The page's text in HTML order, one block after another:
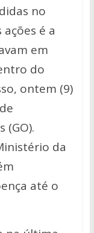
no
é a
em
do
ontem (9)
(GO).
da
até o